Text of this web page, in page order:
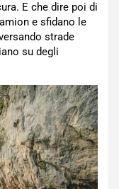
E che dire poi di
e sfidano le
strade
su degli